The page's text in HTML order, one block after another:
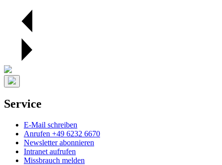
Service
E-Mail schreiben
Anrufen +49 6232 6670
Newsletter abonnieren
Intranet aufrufen
Missbrauch melden